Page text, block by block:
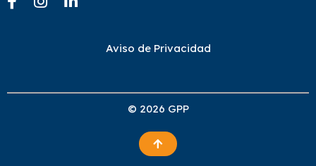
Aviso de Privacidad
© 2026 GPP